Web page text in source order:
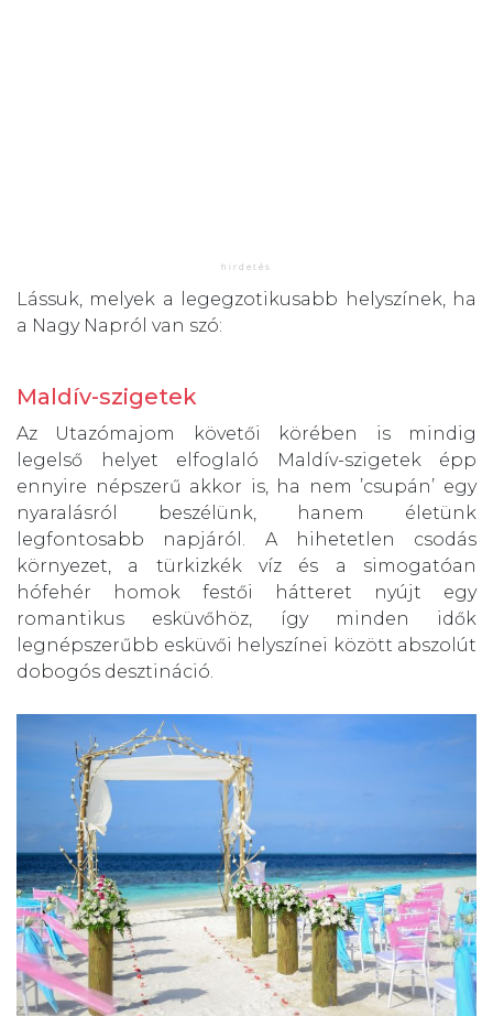
Lássuk, melyek a legegzotikusabb helyszínek, ha
a Nagy Napról van szó:
Maldív-szigetek
Az Utazómajom követői körében is mindig
legelső helyet elfoglaló Maldív-szigetek épp
ennyire népszerű akkor is, ha nem ’csupán’ egy
nyaralásról beszélünk, hanem életünk
legfontosabb napjáról. A hihetetlen csodás
környezet, a türkizkék víz és a simogatóan
hófehér homok festői hátteret nyújt egy
romantikus esküvőhöz, így minden idők
legnépszerűbb esküvői helyszínei között abszolút
dobogós desztináció.